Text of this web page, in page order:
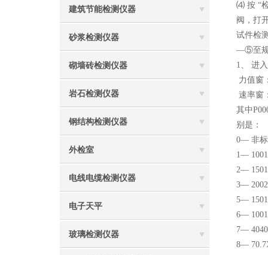
建筑节能检测仪器
砂浆检测仪器
砌墙砖检测仪器
岩石检测仪器
钢结构检测仪器
外检室
电线电缆检测仪器
电子天平
玻璃检测仪器
⑷ 按 “
阀，打
试件检
—⑤至规
1、 进
力值窗
速率窗
其中
别是：
0— 非
1—
2—
3—
5—
6—
7—
8—